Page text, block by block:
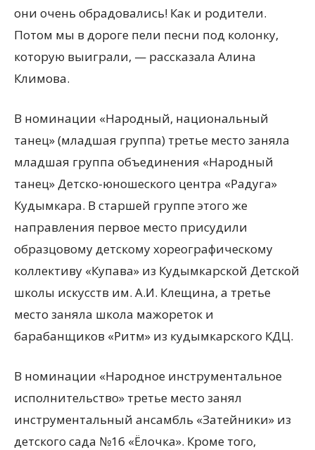
они очень обрадовались! Как и родители.
Потом мы в дороге пели песни под колонку,
которую выиграли, — рассказала Алина
Климова.
В номинации «Народный, национальный
танец» (младшая группа) третье место заняла
младшая группа объединения «Народный
танец» Детско-юношеского центра «Радуга»
Кудымкара. В старшей группе этого же
направления первое место присудили
образцовому детскому хореографическому
коллективу «Купава» из Кудымкарской Детской
школы искусств им. А.И. Клещина, а третье
место заняла школа мажореток и
барабанщиков «Ритм» из кудымкарского КДЦ.
В номинации «Народное инструментальное
исполнительство» третье место занял
инструментальный ансамбль «Затейники» из
детского сада №16 «Ёлочка». Кроме того,